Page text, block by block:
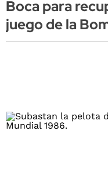
Boca para
juego de la